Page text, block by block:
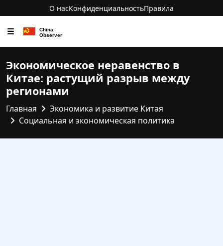
О насКонфиденциальностьПравила
☰
Экономическое неравенство в
Китае: растущий разрыв между
регионами
Главная
Экономика и развитие Китая
Социальная и экономическая политика